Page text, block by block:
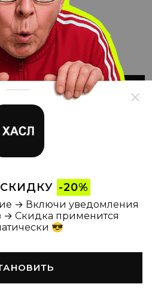
-20%
→ Включи уведомления
→ Скидка применится
😎
разберёмся, а пока
НА ГЛАВНУЮ
Корзина Новости Профиль